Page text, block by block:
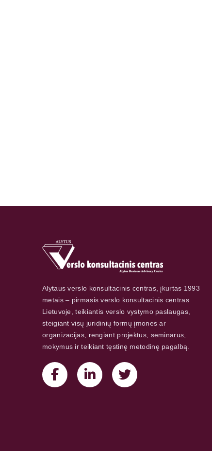
Alytaus verslo konsultacinis centras, įkurtas 1993
metais – pirmasis verslo konsultacinis centras
Lietuvoje, teikiantis verslo vystymo paslaugas,
steigiant visų juridinių formų įmones ar
organizacijas, rengiant projektus, seminarus,
mokymus ir teikiant tęstinę metodinę pagalbą.